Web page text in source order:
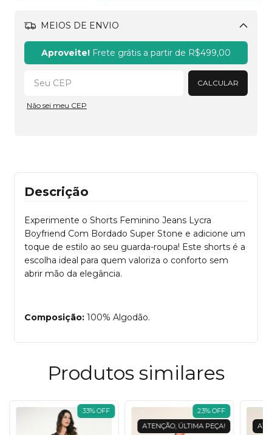
MEIOS DE ENVIO
Alterar CEP
Aproveite! Frete grátis a partir de R$499,00
CALCULAR
Não sei meu CEP
Descrição
Experimente o Shorts Feminino Jeans Lycra
Boyfriend Com Bordado Super Stone e adicione um
toque de estilo ao seu guarda-roupa! Este shorts é a
escolha ideal para quem valoriza o conforto sem
abrir mão da elegância.
Composição: 100% Algodão.
Produtos similares
33%OFF 23%OFF
ATENÇÃO, ÚLTIMA PEÇA!